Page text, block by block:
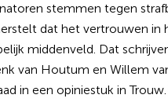
stemmen tegen
dat het vertrouwen in
middenveld. Dat
van Houtum en Willem
in een opiniestuk in